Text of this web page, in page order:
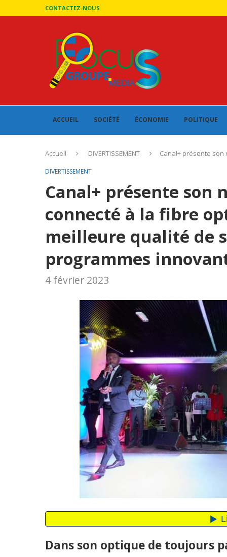
CONTACTEZ-NOUS
ACCUEIL SOCIÉTÉ ÉCONOMIE POLITIQUE
Accueil DIVERTISSEMENT Canal+ présente
DIVERTISSEMENT
Canal+ présente son
connecté à la fibre
meilleure qualité de
programmes
4 février 2023
Dans son optique de toujours